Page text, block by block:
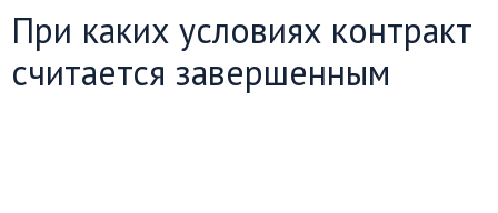
При каких условиях контракт
считается завершенным